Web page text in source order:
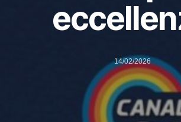
14/02/2026